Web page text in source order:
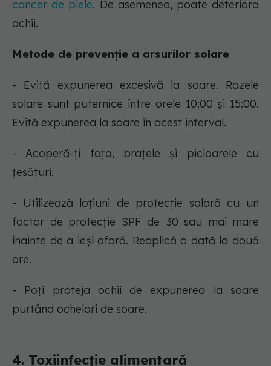
cancer de piele. De asemenea, poate deteriora
ochii.
Metode de prevenție a arsurilor solare
- Evită expunerea excesivă la soare. Razele
solare sunt puternice între orele 10:00 și 15:00.
Evită expunerea la soare în acest interval.
- Acoperă-ți fața, brațele și picioarele cu
țesături.
- Utilizează loțiuni de protecție solară cu un
factor de protecție SPF de 30 sau mai mare
înainte de a ieși afară. Reaplică o dată la două
ore.
- Poți proteja ochii de expunerea la soare
purtând ochelari de soare.
4. Toxiinfecție alimentară